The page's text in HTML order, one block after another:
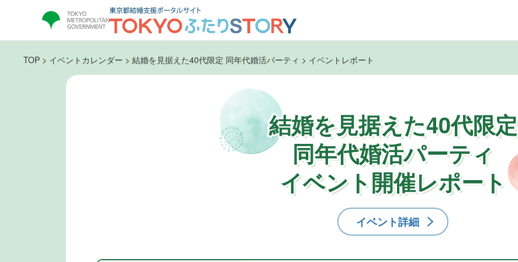
TOP > イベントカレンダー > 結婚を見据えた40代限定 同年代婚活パーティ > イベントレポート
結婚を見据えた40代限定
同年代婚活パーティ
イベント開催レポート
イベント詳細